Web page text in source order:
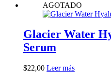
AGOTADO
Glacier Water
Serum
$22,00 Leer más